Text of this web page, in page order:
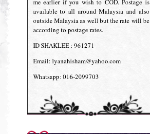
me earlier if you wish to COD. Postage is
available to all around Malaysia and also
outside Malaysia as well but the rate will be
according to postage rates.
ID SHAKLEE : 961271
Email: lyanahisham@yahoo.com
Whatsapp: 016-2099703